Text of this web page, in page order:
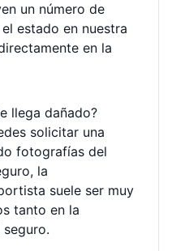
un número de
estado en nuestra
en la
llega dañado?
solicitar una
fotografías del
la
suele ser muy
tanto en la